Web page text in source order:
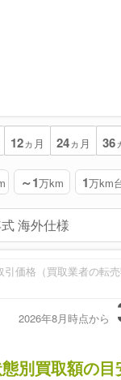
12ヵ月 24ヵ月 36
～1万km 1万km
価格（買取業者の転
2026年8月時点から
態別買取額の目